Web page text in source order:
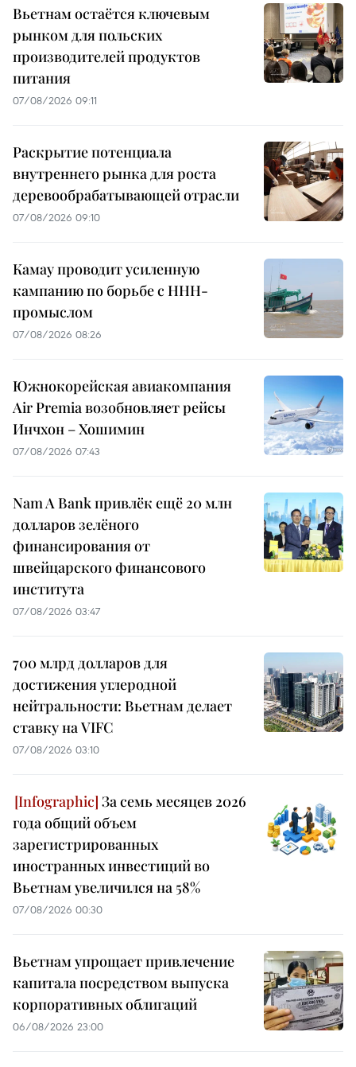
Вьетнам остаётся ключевым
рынком для польских
производителей продуктов
питания
07/08/2026 09:11
Раскрытие потенциала
внутреннего рынка для роста
деревообрабатывающей отрасли
07/08/2026 09:10
Камау проводит усиленную
кампанию по борьбе с ННН-
промыслом
07/08/2026 08:26
Южнокорейская авиакомпания
Air Premia возобновляет рейсы
Инчхон – Хошимин
07/08/2026 07:43
Nam A Bank привлёк ещё 20 млн
долларов зелёного
финансирования от
швейцарского финансового
института
07/08/2026 03:47
700 млрд долларов для
достижения углеродной
нейтральности: Вьетнам делает
ставку на VIFC
07/08/2026 03:10
За семь месяцев 2026
года общий объем
зарегистрированных
иностранных инвестиций во
Вьетнам увеличился на 58%
07/08/2026 00:30
Вьетнам упрощает привлечение
капитала посредством выпуска
корпоративных облигаций
06/08/2026 23:00